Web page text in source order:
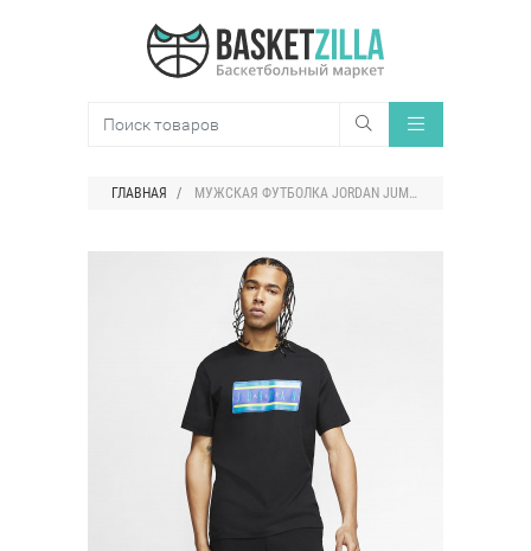
ГЛАВНАЯ МУЖСКАЯ ФУТБОЛКА JORDAN JUMPMAN STICKER